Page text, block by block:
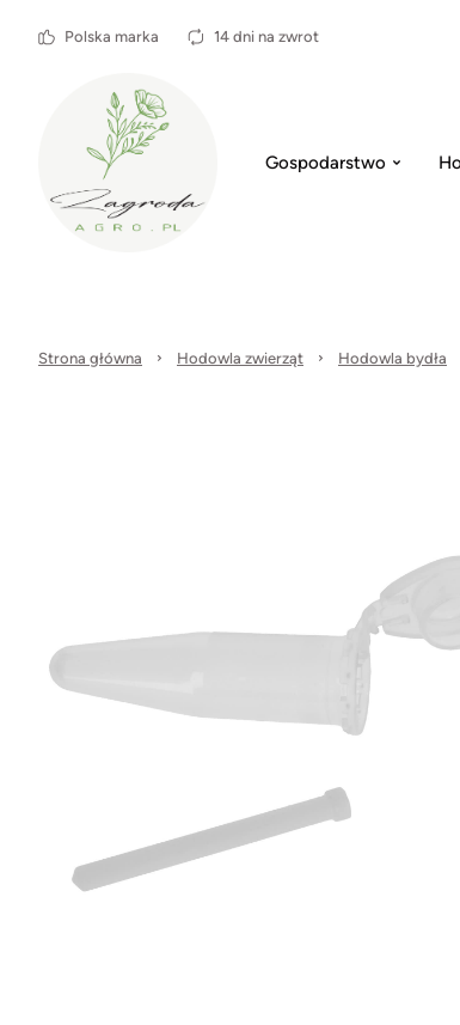
Polska marka 14 dni na zwrot
Gospodarstwo
Strona główna Hodowla zwierząt Hodowla bydła